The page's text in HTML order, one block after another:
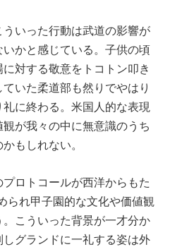
いった行動は武道の影響が
かと感じている。子供の頃
対する敬意をトコトン叩き
いた柔道部も然りでやはり
に終わる。米国人的な表現
が我々の中に無意識のうち
もしれない。
ロトコールが西洋からもた
られ甲子園的な文化や価値観
。こういった背景が一才分か
グランドに一礼する姿は外